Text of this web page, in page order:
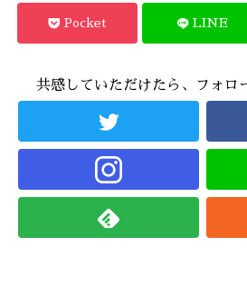
Pocket LINE
共感していただけたら、フォロ